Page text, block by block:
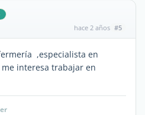
hace 2 años #5
,especialista en
interesa trabajar en